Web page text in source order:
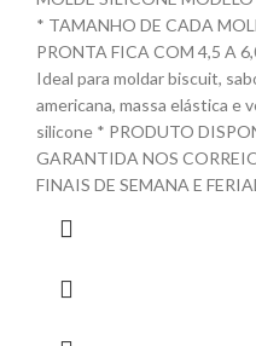
* TAMANHO DE CADA
PRONTA FICA COM 4,5 A
Ideal para moldar biscuit,
americana, massa elástica e
silicone * PRODUTO
GARANTIDA NOS
FINAIS DE SEMANA E